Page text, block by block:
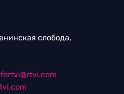
слобода,